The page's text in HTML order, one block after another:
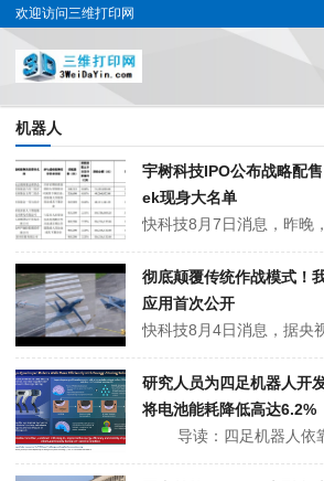
欢迎访问三维打印网
机器人
宇树科技IPO公布战略配
ek现身大名单
彻底颠覆传统作战模式！
应用首次公开
研究人员为四足机器人开
将电池能耗降低高达6.2%